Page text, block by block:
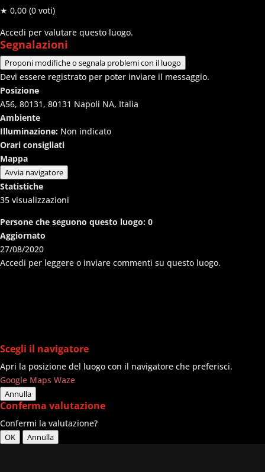
★ 0,00 (0 voti)
Accedi per valutare questo luogo.
Segnalazioni
Proponi modifiche o segnala problemi con il luogo
Devi essere registrato per poter inviare il messaggio.
Posizione
A56, 80131, 80131 Napoli NA, Italia
Ambiente
Illuminazione: Non indicato
Orari consigliati
Mappa
Avvia navigatore
Statistiche
35 visualizzazioni
Persone che seguono questo luogo: 0
Aggiornato
27/08/2020
Accedi per leggere o inviare commenti su questo luogo.
Scegli il navigatore
Apri la posizione del luogo con il navigatore che preferisci.
Google Maps Waze
Annulla
Conferma valutazione
Confermi la valutazione?
OK Annulla